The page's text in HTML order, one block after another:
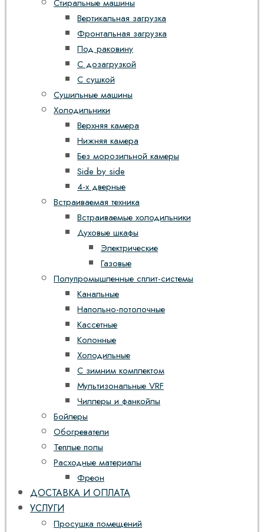
Стиральные машины
Вертикальная загрузка
Фронтальная загрузка
Под раковину
С дозагрузкой
С сушкой
Сушильные машины
Холодильники
Верхняя камера
Нижняя камера
Без морозильной камеры
Side by side
4-х дверные
Встраиваемая техника
Встраиваемые холодильники
Духовые шкафы
Электрические
Газовые
Полупромышленные сплит-системы
Канальные
Напольно-потолочные
Кассетные
Колонные
Холодильные
С зимним комплектом
Мультизональные VRF
Чиллеры и фанкойлы
Бойлеры
Обогреватели
Теплые полы
Расходные материалы
Фреон
ДОСТАВКА И ОПЛАТА
УСЛУГИ
Просушка помещений